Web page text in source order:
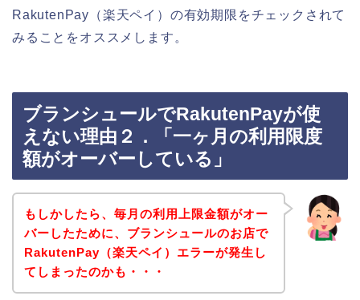
RakutenPay（楽天ペイ）の有効期限をチェックされて
みることをオススメします。
ブランシュールでRakutenPayが使
えない理由２．「一ヶ月の利用限度
額がオーバーしている」
もしかしたら、毎月の利用上限金額がオー
バーしたために、ブランシュールのお店で
RakutenPay（楽天ペイ）エラーが発生し
てしまったのかも・・・